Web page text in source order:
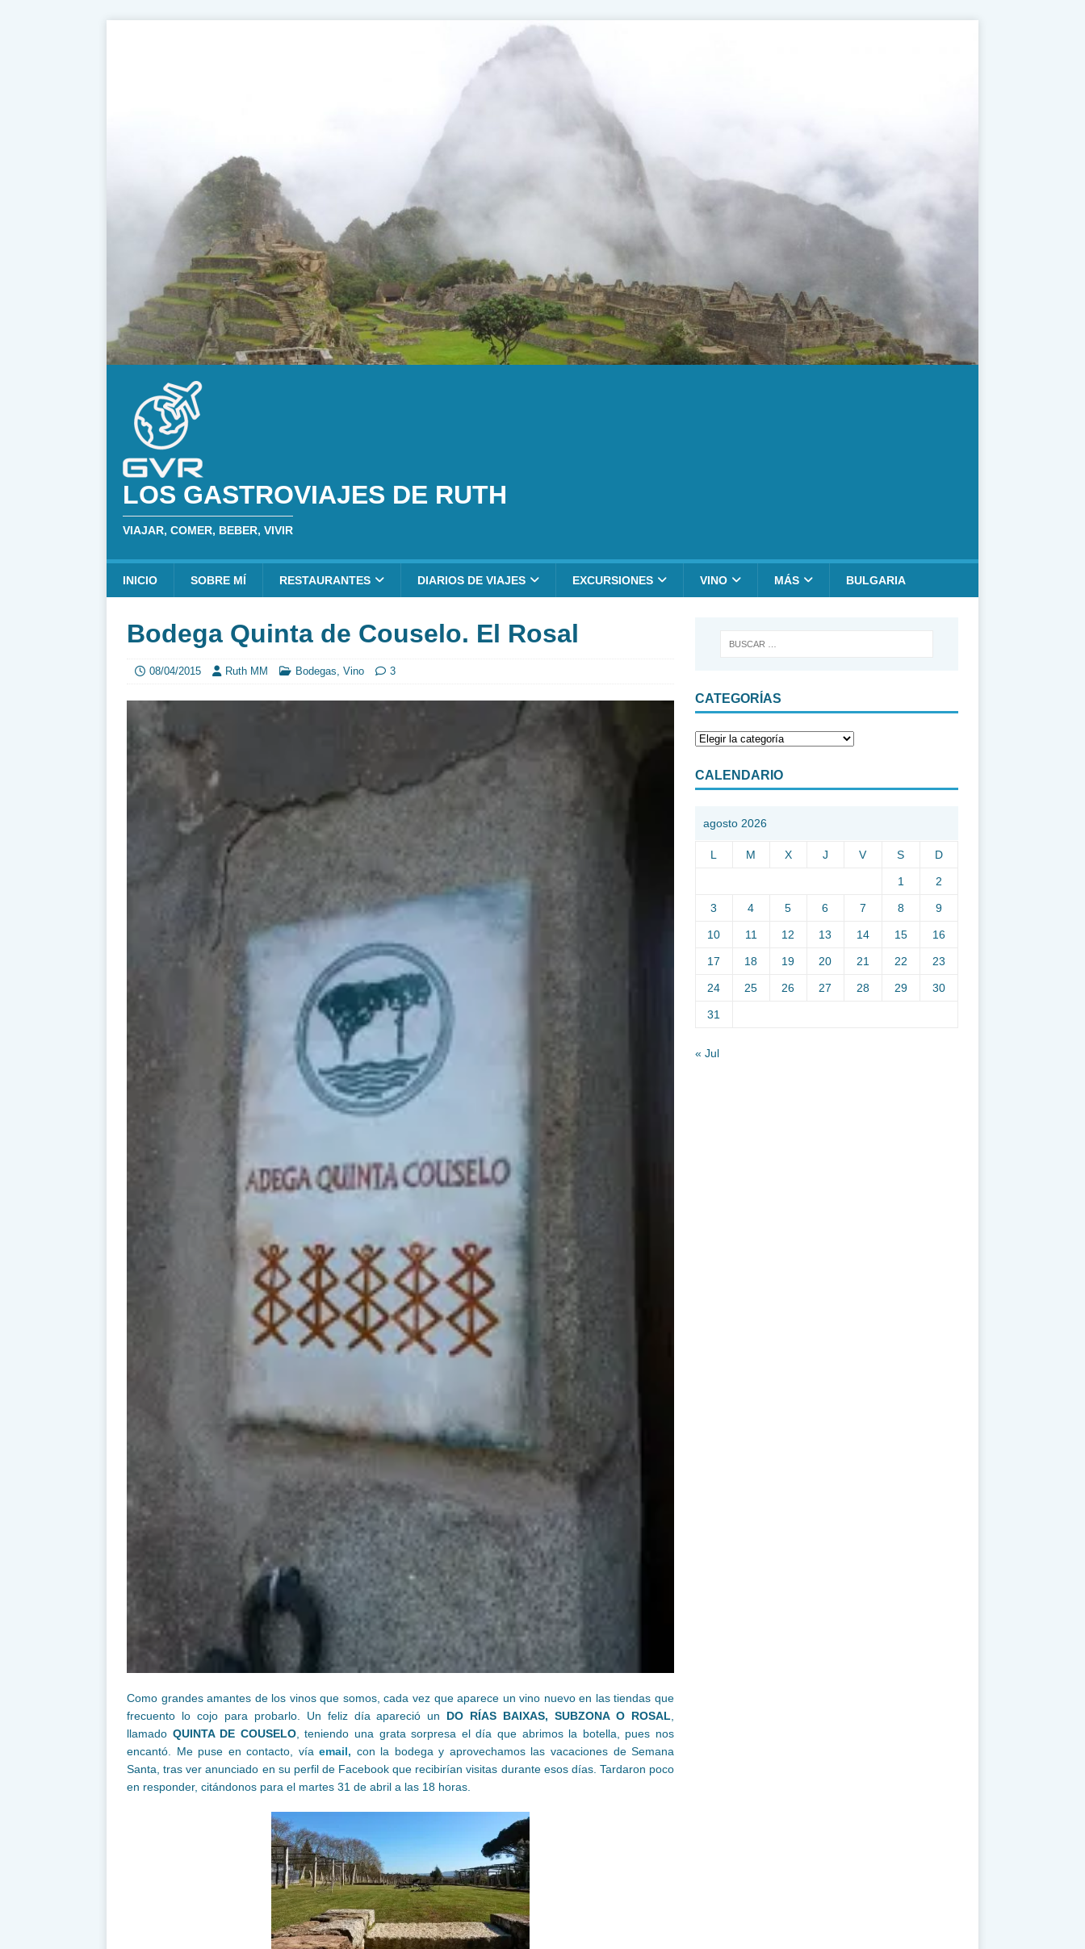
LOS GASTROVIAJES DE RUTH
VIAJAR, COMER, BEBER, VIVIR
INICIO SOBRE MÍ RESTAURANTES DIARIOS DE VIAJES EXCURSIONES VINO MÁS BULGARIA
Bodega Quinta de Couselo. El Rosal
08/04/2015 Ruth MM Bodegas Vino 3
Como grandes amantes de los vinos que somos, cada vez que aparece un vino nuevo en las tiendas que
frecuento lo cojo para probarlo. Un feliz día apareció un DO RÍAS BAIXAS, SUBZONA O ROSAL
llamado QUINTA DE COUSELO, teniendo una grata sorpresa el día que abrimos la botella, pues nos
encantó. Me puse en contacto, víaemail, con la bodega y aprovechamos las vacaciones de Semana
Santa, tras ver anunciado en su perfil de Facebook que recibirían visitas durante esos días. Tardaron poco
en responder, citándonos para el martes 31 de abril a las 18 horas.
CATEGORÍAS
CALENDARIO
agosto 2026
L M X J V S D
1 2
3 4 5 6 7 8 9
10 11 12 13 14 15 16
17 18 19 20 21 22 23
24 25 26 27 28 29 30
31
« Jul